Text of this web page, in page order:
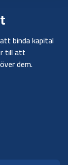
binda kapital
till att
dem.